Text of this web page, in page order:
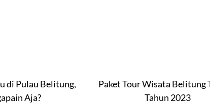
di Pulau Belitung,
Aja?
Paket Tour Wisata Belitung
Tahun 2023